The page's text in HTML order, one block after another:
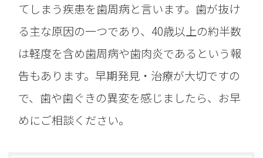
てしまう疾患を歯周病と言います。歯が抜け
る主な原因の一つであり、40歳以上の約半数
は軽度を含め歯周病や歯肉炎であるという報
告もあります。早期発見・治療が大切ですの
で、歯や歯ぐきの異変を感じましたら、お早
めにご相談ください。